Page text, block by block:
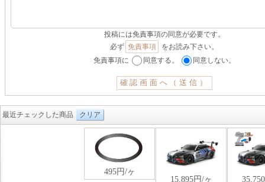
投稿には免責事項の同意が必要です。
必ず 免責事項
をお読み下さい。
免責事項に
同意する。 同意しない。
最近チェックした商品 クリア